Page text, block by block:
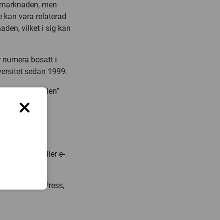
men
kan vara relaterad
vilket i sig kan
bosatt i
sedan 1999.
in Sweden”
708761 eller e-
University Press,